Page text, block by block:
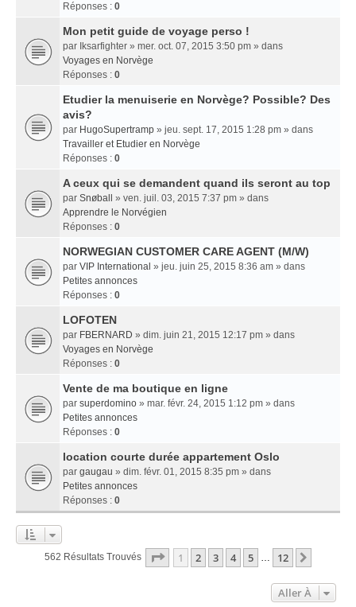
Réponses : 0
Mon petit guide de voyage perso !
par Iksarfighter » mer. oct. 07, 2015 3:50 pm » dans
Voyages en Norvège
Réponses : 0
Etudier la menuiserie en Norvège? Possible? Des
avis?
par HugoSupertramp » jeu. sept. 17, 2015 1:28 pm » dans
Travailler et Etudier en Norvège
Réponses : 0
A ceux qui se demandent quand ils seront au top
par Snøball
» ven. juil. 03, 2015 7:37 pm » dans
Apprendre le Norvégien
Réponses : 0
NORWEGIAN CUSTOMER CARE AGENT (M/W)
par VIP International » jeu. juin 25, 2015 8:36 am » dans
Petites annonces
Réponses : 0
LOFOTEN
par FBERNARD » dim. juin 21, 2015 12:17 pm » dans
Voyages en Norvège
Réponses : 0
Vente de ma boutique en ligne
par superdomino » mar. févr. 24, 2015 1:12 pm » dans
Petites annonces
Réponses : 0
location courte durée appartement Oslo
par gaugau » dim. févr. 01, 2015 8:35 pm » dans
Petites annonces
Réponses : 0
562 Résultats Trouvés Page 1Sur
1 2 3 4 5 … 12
Aller À